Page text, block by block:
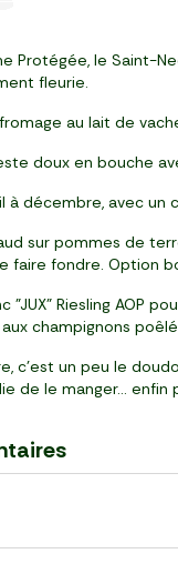
Protégée, le Saint-
fleurie.
au lait de
doux en bouche
à décembre, avec
sur pommes de
faire fondre. Option
"JUX" Riesling AOP
champignons
c’est un peu le
de le manger… enfin